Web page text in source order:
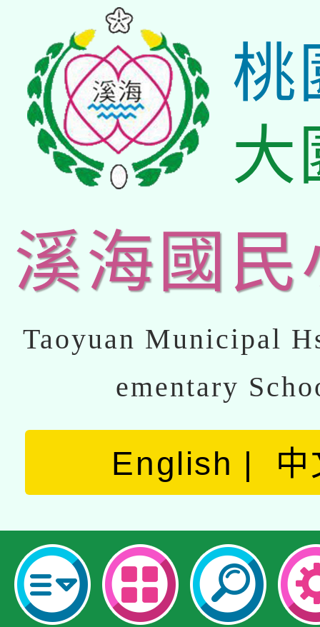
桃
大
溪海國民
Taoyuan Municipal
ementary
English 中